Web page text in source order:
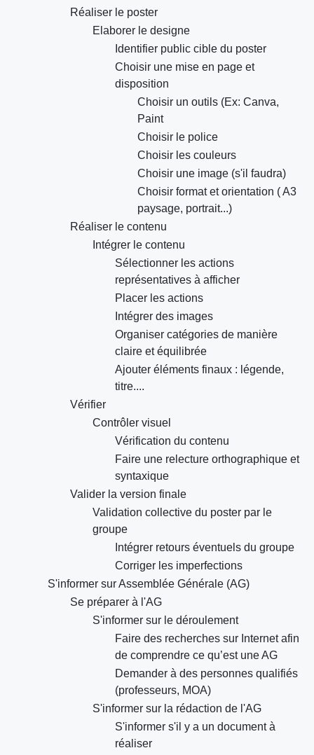
Réaliser le poster
Elaborer le designe
Identifier public cible du poster
Choisir une mise en page et
disposition
Choisir un outils (Ex: Canva,
Paint
Choisir le police
Choisir les couleurs
Choisir une image (s'il faudra)
Choisir format et orientation ( A3
paysage, portrait...)
Réaliser le contenu
Intégrer le contenu
Sélectionner les actions
représentatives à afficher
Placer les actions
Intégrer des images
Organiser catégories de manière
claire et équilibrée
Ajouter éléments finaux : légende,
titre....
Vérifier
Contrôler visuel
Vérification du contenu
Faire une relecture orthographique et
syntaxique
Valider la version finale
Validation collective du poster par le
groupe
Intégrer retours éventuels du groupe
Corriger les imperfections
S'informer sur Assemblée Générale (AG)
Se préparer à l'AG
S'informer sur le déroulement
Faire des recherches sur Internet afin
de comprendre ce qu’est une AG
Demander à des personnes qualifiés
(professeurs, MOA)
S'informer sur la rédaction de l'AG
S'informer s'il y a un document à
réaliser